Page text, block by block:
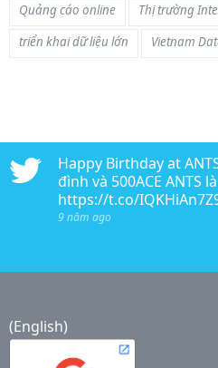
Quảng cáo online
Thị trường
triển khai dữ liệu lớn
Vietnam
Happy Birthday at
đình và 500ACE ANTS
https://t.co/
9 năm ago
(English)